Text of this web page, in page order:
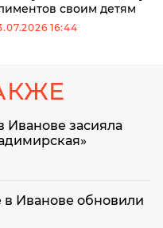
своим детям
16:44
Иванове засияла
Иванове обновили